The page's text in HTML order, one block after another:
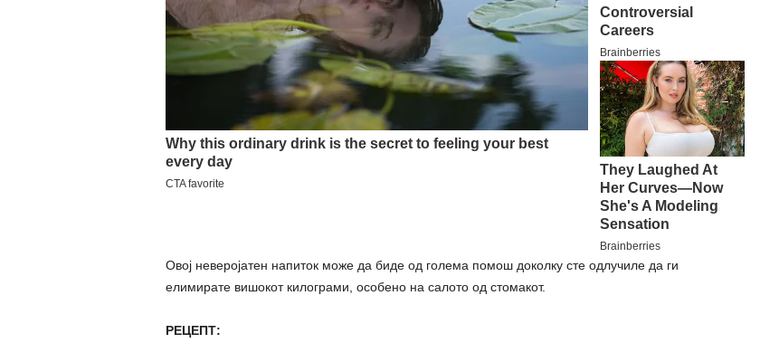
Овој неверојатен напиток може да биде од голема помош доколку сте одлучиле да ги
елимирате вишокот килограми, особено на салото од стомакот.
РЕЦЕПТ: